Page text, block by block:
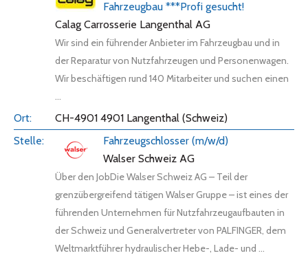
Fahrzeugbau ***Profi gesucht!
Calag Carrosserie Langenthal AG
Wir sind ein führender Anbieter im Fahrzeugbau und in
der Reparatur von Nutzfahrzeugen und Personenwagen.
Wir beschäftigen rund 140 Mitarbeiter und suchen einen
...
CH-4901 4901 Langenthal (Schweiz)
Fahrzeugschlosser (m/w/d)
Walser Schweiz AG
Über den JobDie Walser Schweiz AG – Teil der
grenzübergreifend tätigen Walser Gruppe – ist eines der
führenden Unternehmen für Nutzfahrzeugaufbauten in
der Schweiz und Generalvertreter von PALFINGER, dem
Weltmarktführer hydraulischer Hebe-, Lade- und ...